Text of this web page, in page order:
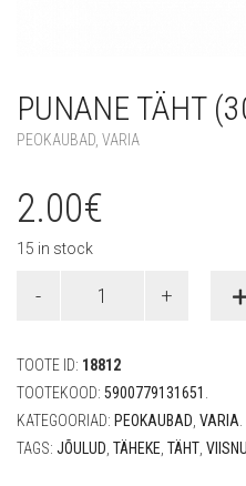
PUNANE TÄHT
PEOKAUBAD VARIA
2.00€
15 in stock
täht
quantity
TOOTE ID: 18812
TOOTEKOOD: 5900779131651
KATEGOORIAD: PEOKAUBAD VARIA
TAGS: JÕULUD TÄHEKE TÄHT